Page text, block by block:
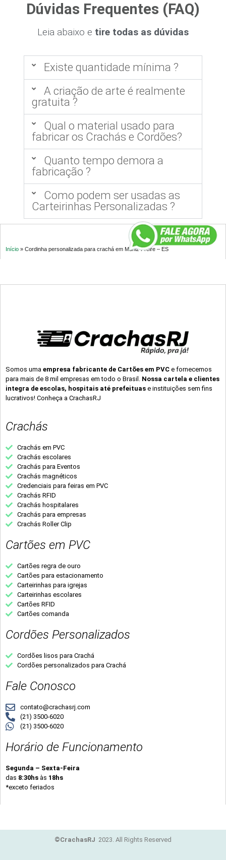
Dúvidas Frequentes (FAQ)
Leia abaixo e tire todas as dúvidas
Existe quantidade mínima ?
A criação de arte é realmente
gratuita ?
Qual o material usado para
fabricar os Crachás e Cordões?
Quanto tempo demora a
fabricação ?
Como podem ser usadas as
Carteirinhas Personalizadas ?
Início » Cordinha personalizada para crachá em Muniz Freire – ES
Somos uma empresa fabricante de Cartões em PVC e fornecemos
para mais de 8 mil empresas em todo o Brasil. Nossa cartela e clientes
integra de escolas, hospitais até prefeituas e instituições sem fins
lucrativos! Conheça a CrachasRJ
Crachás
Crachás em PVC
Crachás escolares
Crachás para Eventos
Crachás magnéticos
Credenciais para feiras em PVC
Crachás RFID
Crachás hospitalares
Crachás para empresas
Crachás Roller Clip
Cartões em PVC
Cartões regra de ouro
Cartões para estacionamento
Carteirinhas para igrejas
Carteirinhas escolares
Cartões RFID
Cartões comanda
Cordões Personalizados
Cordões lisos para Crachá
Cordões personalizados para Crachá
Fale Conosco
contato@crachasrj.com
(21) 3500-6020
(21) 3500-6020
Horário de Funcionamento
Segunda – Sexta-Feira
das 8:30hs às 18hs
*exceto feriados
©CrachasRJ 2023. All Rights Reserved